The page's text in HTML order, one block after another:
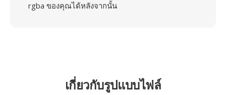
rgba ของคุณได้หลังจากนั้น
เกี่ยวกับรูปแบบไฟล์